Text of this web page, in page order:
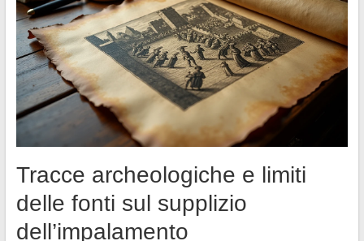
Tracce archeologiche e limiti
delle fonti sul supplizio
dell’impalamento